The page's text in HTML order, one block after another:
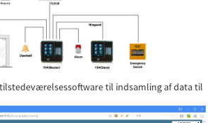
til indsamling af data til